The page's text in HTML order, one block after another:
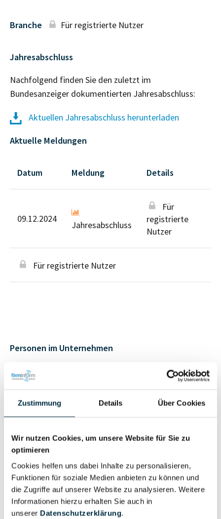
Zustimmung Details Über Cookies
Wir nutzen Cookies, um unsere Website für Sie zu
optimieren
Cookies helfen uns dabei Inhalte zu personalisieren,
Funktionen für soziale Medien anbieten zu können und
die Zugriffe auf unserer Website zu analysieren. Weitere
Informationen hierzu erhalten Sie auch in
unserer Datenschutzerklärung.
Branche Für registrierte Nutzer
Jahresabschluss
Nachfolgend finden Sie den zuletzt im
Bundesanzeiger dokumentierten Jahresabschluss:
Aktuellen Jahresabschluss herunterladen
Aktuelle Meldungen
Datum Meldung Details
09.12.2024
Jahresabschluss
Für
registrierte
Nutzer
Für registrierte Nutzer
Personen im Unternehmen
Für registrierte
Wirtschaftlich
Berechtigter
Unternehmensprofil
Eigentums- und Kontrollstruktur